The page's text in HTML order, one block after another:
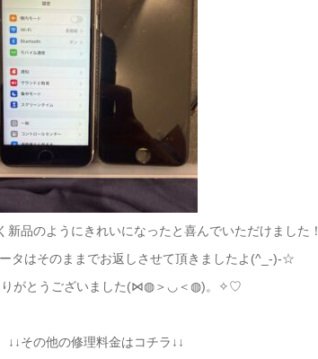
新品のようにきれいになったと喜んでいただけました！
タはそのままでお返しさせて頂きましたよ(^_-)-☆
りがとうございました(⋈◍＞◡＜◍)。✧♡
↓↓その他の修理料金はコチラ↓↓